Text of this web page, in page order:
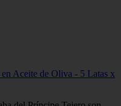
Aceite de Oliva - 5 Latas x